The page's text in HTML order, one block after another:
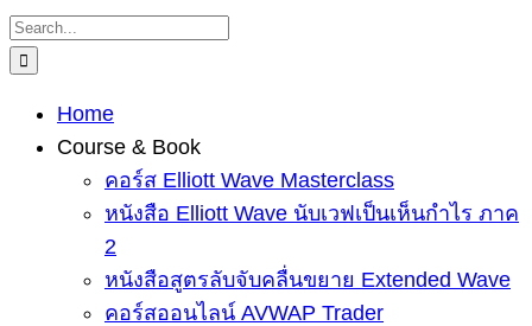
Skip
to
Search
for:
Home
Course & Book
คอร์ส Elliott Wave Masterclass
หนังสือ Elliott Wave นับเวฟเป็นเห็นกำไร ภาค
2
หนังสือสูตรลับจับคลื่นขยาย Extended Wave
คอร์สออนไลน์ AVWAP Trader